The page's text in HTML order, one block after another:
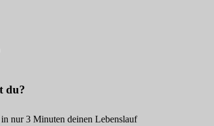
du?
nur 3 Minuten deinen Lebenslauf